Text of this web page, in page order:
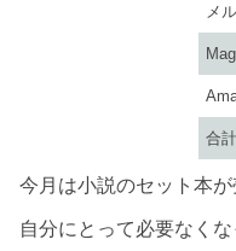
メ
合計
今月は小説のセット本が
自分にとって必要なく